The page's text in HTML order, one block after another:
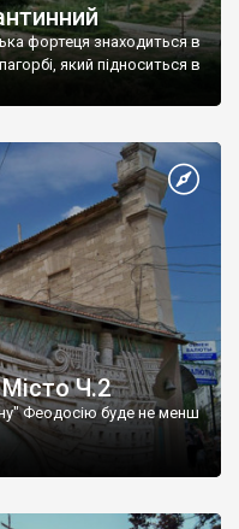
фортеця знаходиться в
який підноситься в
Ч.2
Феодосію буде не менш